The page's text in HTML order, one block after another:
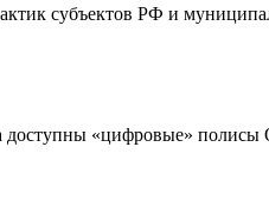
субъектов РФ и
доступны «цифровые»